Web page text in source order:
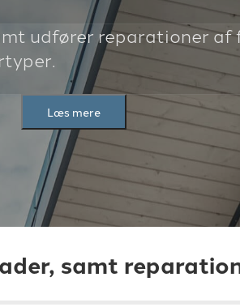
udfører reparationer
Læs mere
samt